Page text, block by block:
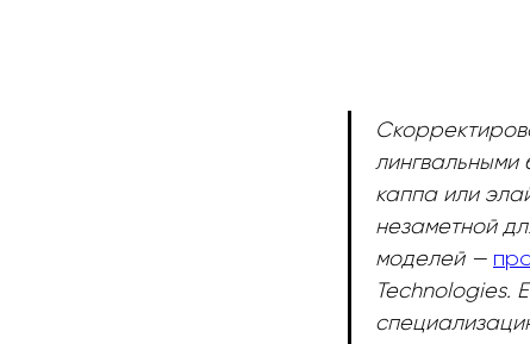
каппа или
незаметной
моделей —
Technologies.